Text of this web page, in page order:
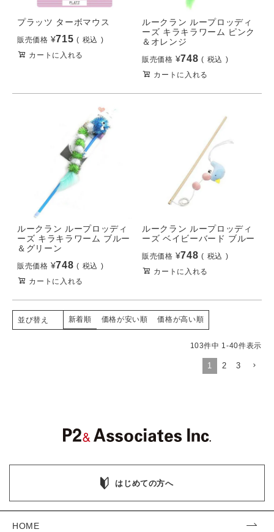
プラッツ ターボマウス
販売価格 ¥715
税込
カートに入れる
ルークラン ループロッディ
ーズ キラキラワーム ピンク
＆オレンジ
販売価格 ¥748
税込
カートに入れる
ルークラン ループロッディ
ーズ キラキラワーム ブルー
＆グリーン
販売価格 ¥748
税込
カートに入れる
ルークラン ループロッディ
ーズ ベイビーバード ブルー
販売価格 ¥748
税込
カートに入れる
並び替え 新着順 価格が安い順 価格が高い順
103件中 1-40件表示
1 2 3
はじめての方へ
HOME